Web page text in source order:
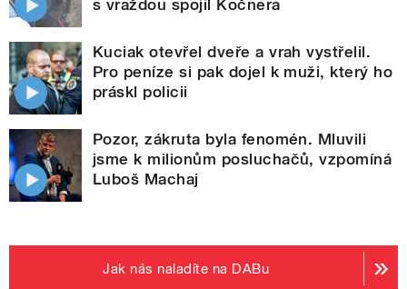
s vraždou spojil Kočnera
Kuciak otevřel dveře a vrah vystřelil.
Pro peníze si pak dojel k muži, který ho
práskl policii
Pozor, zákruta byla fenomén. Mluvili
jsme k milionům posluchačů, vzpomíná
Luboš Machaj
Jak nás naladíte na DABu